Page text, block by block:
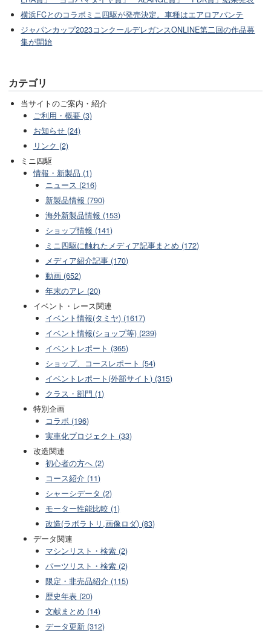
横浜FCとのコラボミニ四駆が発売決定。車種はエアロアバンテ
ジャパンカップ2023コンクールデレガンスONLINE第二回の作品募
集が開始
カテゴリ
当サイトのご案内・紹介
ご利用・概要 (3)
お知らせ (24)
リンク (2)
ミニ四駆
情報・新製品 (1)
ニュース (216)
新製品情報 (790)
海外新製品情報 (153)
ショップ情報 (141)
ミニ四駆に触れたメディア記事まとめ (172)
メディア紹介記事 (170)
動画 (652)
年末のアレ (20)
イベント・レース関連
イベント情報(タミヤ) (1617)
イベント情報(ショップ等) (239)
イベントレポート (365)
ショップ、コースレポート (54)
イベントレポート(外部サイト) (315)
クラス・部門 (1)
特別企画
コラボ (196)
実車化プロジェクト (33)
改造関連
初心者の方へ (2)
コース紹介 (11)
シャーシデータ (2)
モーター性能比較 (1)
改造(ラボラトリ,画像ロダ) (83)
データ関連
マシンリスト・検索 (2)
パーツリスト・検索 (2)
限定・非売品紹介 (115)
歴史年表 (20)
文献まとめ (14)
データ更新 (312)